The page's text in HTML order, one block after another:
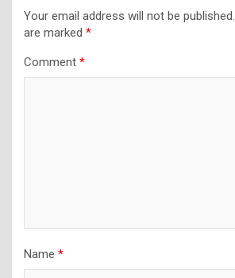
Your email address will not be published.
are marked *
Comment *
Name *